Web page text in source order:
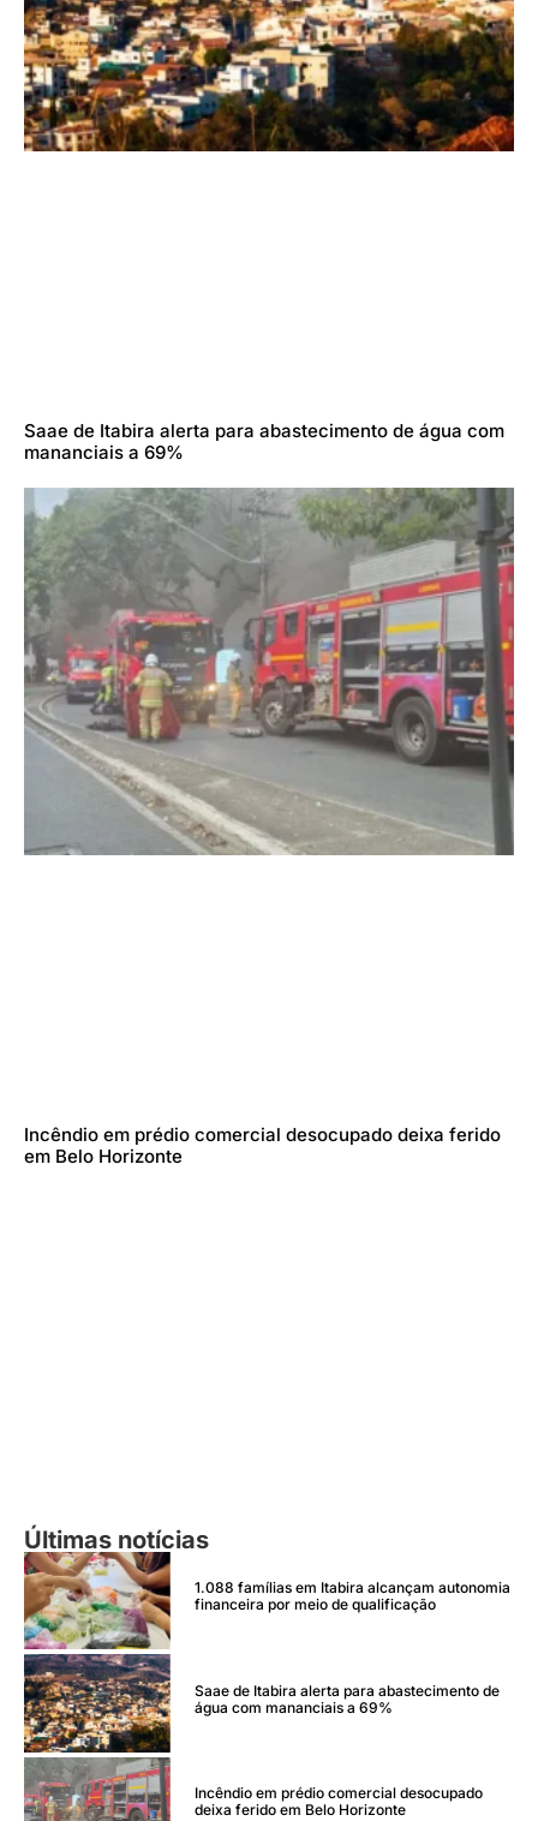
Saae de Itabira alerta para abastecimento de água com
mananciais a 69%
Incêndio em prédio comercial desocupado deixa ferido
em Belo Horizonte
Últimas notícias
1.088 famílias em Itabira alcançam autonomia
financeira por meio de qualificação
Saae de Itabira alerta para abastecimento de
água com mananciais a 69%
Incêndio em prédio comercial desocupado
deixa ferido em Belo Horizonte